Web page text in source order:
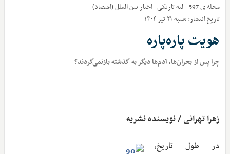
مجله ی 597 - لبه تاریکی اخباربین الملل (اقتصاد)
تاریخ انتشار:شنبه ۲۱ تیر ۱۴۰۴
هویت پاره‌پاره
چرا پس از بحران‌ها، آدم‌ها دیگر به گذشته بازنمی‌گردند؟
زهرا تهرانی / نویسنده نشریه
در طول تاریخ،